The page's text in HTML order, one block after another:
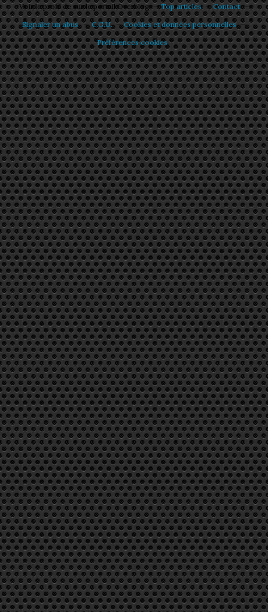
Voir le profil desur le portail Overblog Top articles
Contact
Signaler un abus
C.G.U.
Cookies et données personnelles
Préférences cookies